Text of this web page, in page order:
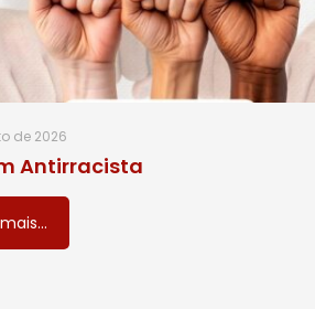
de 2026
Antirracista